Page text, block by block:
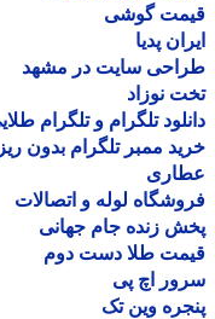
گوشی
پدیا
سایت در مشهد
نوزاد
تلگرام و تلگرام طلایی
ممبر تلگرام بدون ریزش
لوله و اتصالات
زنده جام جهانی
طلا دست دوم
اچ پی
وین تک